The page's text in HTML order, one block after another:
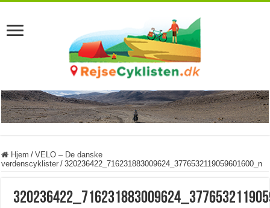
Hjem / VELO – De danske
verdenscyklister / 320236422_716231883009624_3776532119059601600_n